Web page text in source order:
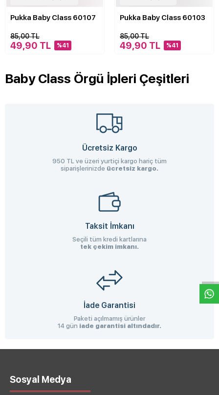
Pukka Baby Class 60107
85,00 TL
49,90 TL %41
Pukka Baby Class 60103
85,00 TL
49,90 TL %41
Baby Class Örgü İpleri Çeşitleri
Ücretsiz Kargo
950 TL ve üzeri yurtiçi kargo hariç tüm
siparişlerinizde ücretsiz kargo.
Taksit İmkanı
Seçili tüm kredi kartlarına
tek çekim imkanı.
İade Garantisi
Paketi açılmamış ürünler
14 gün iade garantisi altındadır.
Sosyal Medya